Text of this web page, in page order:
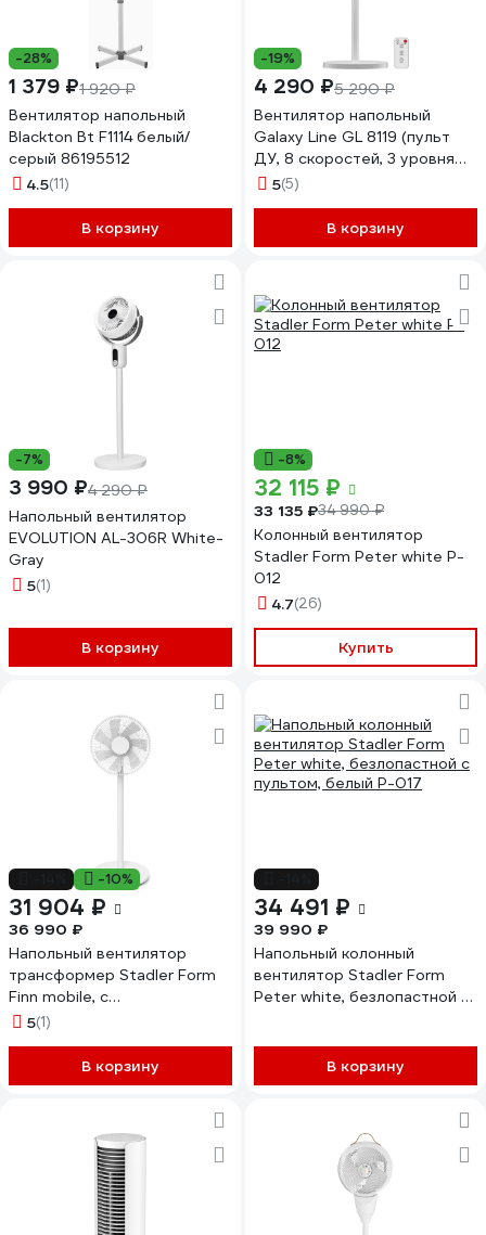
-28%
1 379 ₽1 920 ₽
Вентилятор напольный
Blackton Bt F1114 белый/
серый 86195512
4.5(11)
В корзину
-19%
4 290 ₽5 290 ₽
Вентилятор напольный
Galaxy Line GL 8119 (пульт
ДУ, 8 скоростей, 3 уровня
высоты, таймер 12 ч),
5(5)
В корзину
-7%
3 990 ₽4 290 ₽
Напольный вентилятор
EVOLUTION AL-306R White-
Gray
5(1)
В корзину
-8%
32 115 ₽
33 135 ₽34 990 ₽
Колонный вентилятор
Stadler Form Peter white P-
012
4.7(26)
Купить
-10%
31 904 ₽
36 990 ₽
Напольный вентилятор
трансформер Stadler Form
Finn mobile, с
аккумулятором, пультом и
5(1)
В корзину
34 491 ₽
39 990 ₽
Напольный колонный
вентилятор Stadler Form
Peter white, безлопастной с
В корзину